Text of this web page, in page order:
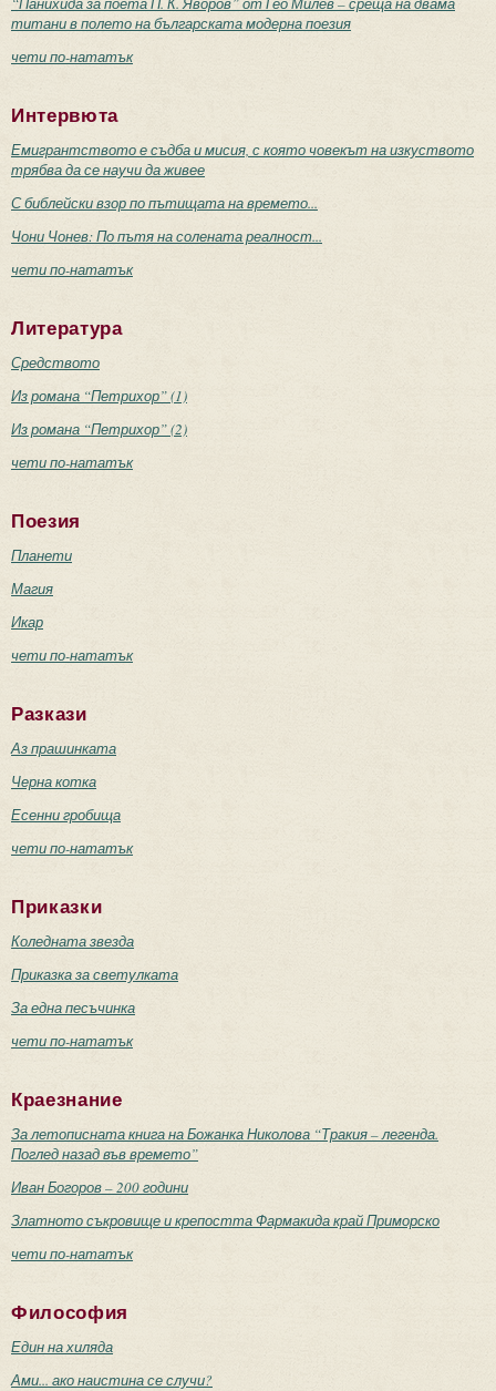
титани в полето на българската модерна поезия
чети по-нататък
Интервюта
Емигрантството е съдба и мисия, с която човекът на изкуството
трябва да се научи да живее
С библейски взор по пътищата на времето...
Чони Чонев: По пътя на солената реалност...
чети по-нататък
Литература
Средството
Из романа “Петрихор” (1)
Из романа “Петрихор” (2)
чети по-нататък
Поезия
Планети
Магия
Икар
чети по-нататък
Разкази
Аз прашинката
Черна котка
Есенни гробища
чети по-нататък
Приказки
Коледната звезда
Приказка за светулката
За една песъчинка
чети по-нататък
Краезнание
За летописната книга на Божанка Николова “Тракия – легенда.
Поглед назад във времето”
Иван Богоров – 200 години
Златното съкровище и крепостта Фармакида край Приморско
чети по-нататък
Философия
Един на хиляда
Ами... ако наистина се случи?